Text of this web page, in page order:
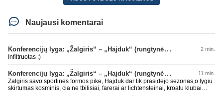
Naujausi komentarai
Konferencijų lyga: „Žalgiris“ – „Hajduk“ (rungtynės tiesiogiai) 2 min.
Infiltruotas :)
Konferencijų lyga: „Žalgiris“ – „Hajduk“ (rungtynės tiesiogiai) 11 min.
Zalgiris savo sportines formos pike, Hajduk dar tik prasidejo sezonas,o lygiu
skirtumas kosminis, cia ne tbilisiai, farerai ar lichtensteinai, kroatu klubai